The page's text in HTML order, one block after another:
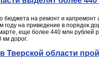
бюджета на ремонт и
году на приведение в порядок
еще более 440 млн рублей
дорог.
Тверской области